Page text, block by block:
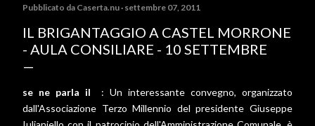
Pubblicato da Caserta.nu settembre 07, 2011
IL BRIGANTAGGIO A CASTEL MORRONE
- AULA CONSILIARE - 10 SETTEMBRE
se ne parla il
: Un interessante convegno, organizzato
dall'Associazione Terzo Millennio del presidente Giuseppe